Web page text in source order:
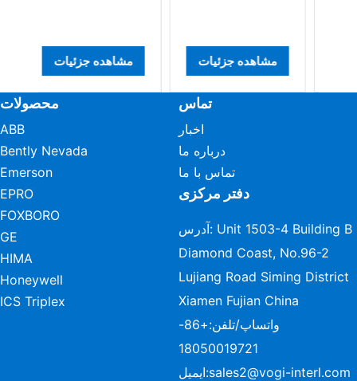
مشاهده جزئیات مشاهده جزئیات
محصولات
ABB
Bently Nevada
Emerson
EPRO
FOXBORO
GE
HIMA
Honeywell
ICS Triplex
تماس
اخبار
درباره ما
تماس با ما
دفتر مرکزی
آدرس: Unit 1503-4 Building B
Diamond Coast, No.96-2
Lujiang Road Siming District
Xiamen Fujian China
واتساپ/تلفن:
+86-
18050019721
ایمیل:sales2@vogi-interl.com